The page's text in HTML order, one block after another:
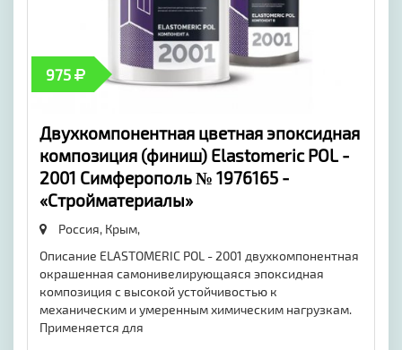
975
Двухкомпонентная цветная эпоксидная
композиция (финиш) Elastomeric POL -
2001 Симферополь № 1976165 -
«Стройматериалы»
Россия, Крым,
Описание ELASTOMERIC POL - 2001 двухкомпонентная
окрашенная самонивелирующаяся эпоксидная
композиция с высокой устойчивостью к
механическим и умеренным химическим нагрузкам.
Применяется для